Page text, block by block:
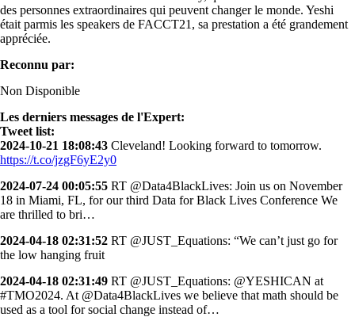
des personnes extraordinaires qui peuvent changer le monde. Yeshi
était parmis les speakers de FACCT21, sa prestation a été grandement
appréciée.
Reconnu par:
Non Disponible
Les derniers messages de l'Expert:
Tweet list:
2024-10-21 18:08:43 Cleveland! Looking forward to tomorrow.
https://t.co/jzgF6yE2y0
2024-07-24 00:05:55 RT @Data4BlackLives: Join us on November
18 in Miami, FL, for our third Data for Black Lives Conference We
are thrilled to bri…
2024-04-18 02:31:52 RT @JUST_Equations: “We can’t just go for
the low hanging fruit
2024-04-18 02:31:49 RT @JUST_Equations: @YESHICAN at
#TMO2024. At @Data4BlackLives we believe that math should be
used as a tool for social change instead of…